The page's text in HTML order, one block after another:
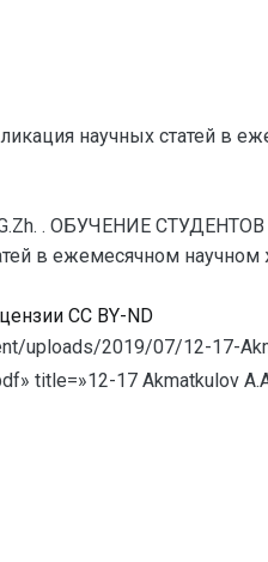
научных статей в
G.Zh. . ОБУЧЕНИЕ
в ежемесячном научном
CC BY-ND
2019/07/12-17-
title=»12-17 Akmatkulov